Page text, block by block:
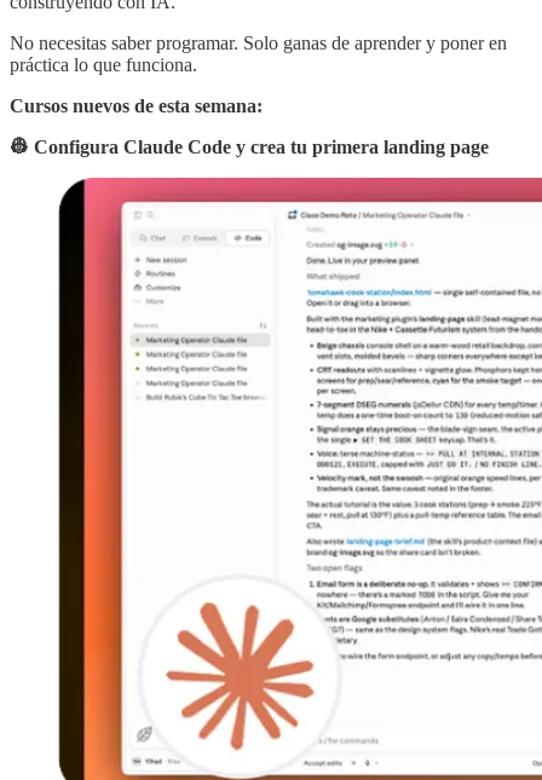
No necesitas saber programar. Solo ganas de aprender y poner en
práctica lo que funciona.
Cursos nuevos de esta semana:
👷 Configura Claude Code y crea tu primera landing page